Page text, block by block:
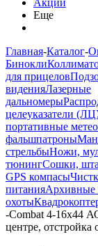
Акции
Еще
Главная-Каталог-
Бинокли
для прицелов
виденияЛазерные
дальномеры
целеуказатели
портативные
фальшпатроны
стрельбыНожи,
тюнингСошки,
GPS компасы
питанияАрхивные
охоты
-Combat 4-16x44
центре, отстройка